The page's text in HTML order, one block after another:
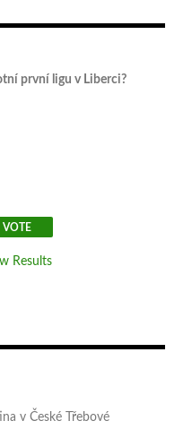
první ligu v Liberci?
Results
v České Třebové